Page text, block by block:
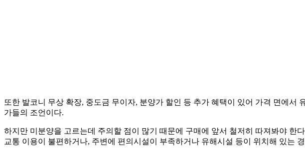
또한 발코니 무상 확장, 중도금 무이자, 분양가 할인 등 추가 혜택이 있어 가격 면에
가들의 조언이다.
하지만 미분양을 고르는데 주의할 점이 많기 때문에 구매에 앞서 철저히 따져봐야
교통 이용이 불편하거나, 주변에 편의시설이 부족하거나 유해시설 등이 위치해 있는